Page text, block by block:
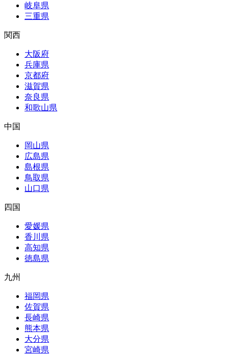
岐阜県
三重県
関西
大阪府
兵庫県
京都府
滋賀県
奈良県
和歌山県
中国
岡山県
広島県
島根県
鳥取県
山口県
四国
愛媛県
香川県
高知県
徳島県
九州
福岡県
佐賀県
長崎県
熊本県
大分県
宮崎県